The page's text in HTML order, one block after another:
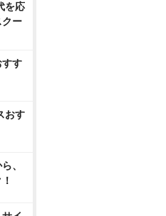
ぱん 完全版 ブルー
レイ BOX1
を応
クー
すす
おす
、